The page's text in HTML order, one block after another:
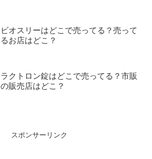
ビオスリーはどこで売ってる？売って
るお店はどこ？
ラクトロン錠はどこで売ってる？市販
の販売店はどこ？
スポンサーリンク